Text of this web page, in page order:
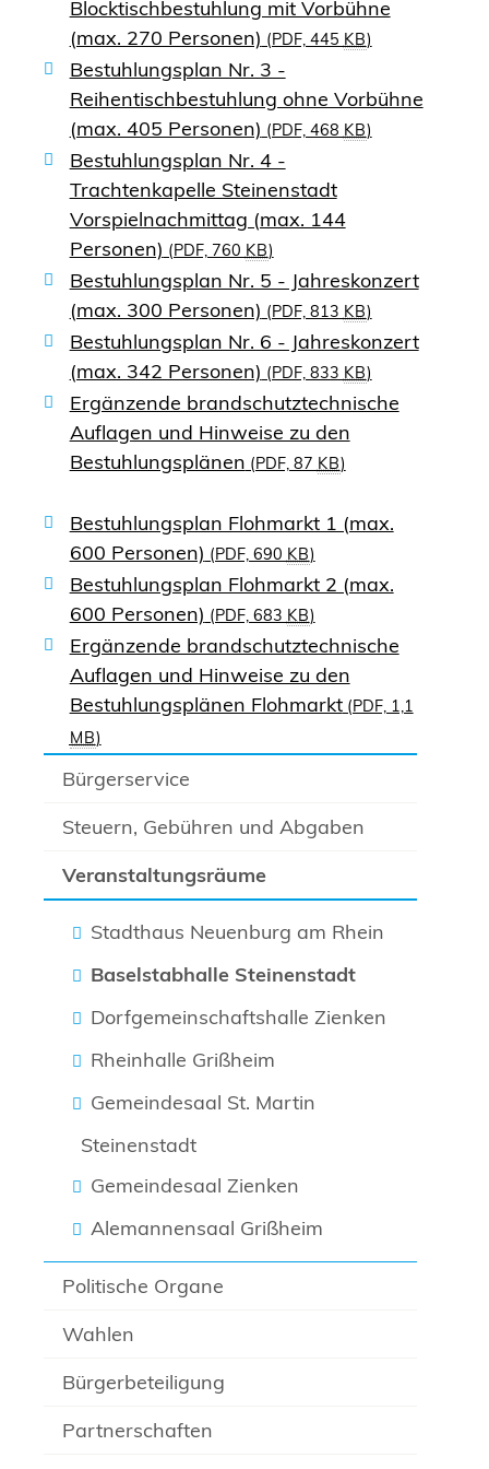
Bürgerservice
Steuern, Gebühren und Abgaben
Veranstaltungsräume
Stadthaus Neuenburg am Rhein
Baselstabhalle Steinenstadt
Dorfgemeinschaftshalle Zienken
Rheinhalle Grißheim
Gemeindesaal St. Martin
Steinenstadt
Gemeindesaal Zienken
Alemannensaal Grißheim
Politische Organe
Wahlen
Bürgerbeteiligung
Partnerschaften
Blocktischbestuhlung mit Vorbühne
(max. 270 Personen) (PDF, 445 KB)
Bestuhlungsplan Nr. 3 -
Reihentischbestuhlung ohne Vorbühne
(max. 405 Personen) (PDF, 468 KB)
Bestuhlungsplan Nr. 4 -
Trachtenkapelle Steinenstadt
Vorspielnachmittag (max. 144
Personen) (PDF, 760 KB)
Bestuhlungsplan Nr. 5 - Jahreskonzert
(max. 300 Personen) (PDF, 813 KB)
Bestuhlungsplan Nr. 6 - Jahreskonzert
(max. 342 Personen) (PDF, 833 KB)
Ergänzende brandschutztechnische
Auflagen und Hinweise zu den
Bestuhlungsplänen (PDF, 87 KB)
Bestuhlungsplan Flohmarkt 1 (max.
600 Personen) (PDF, 690 KB)
Bestuhlungsplan Flohmarkt 2 (max.
600 Personen) (PDF, 683 KB)
Ergänzende brandschutztechnische
Auflagen und Hinweise zu den
Bestuhlungsplänen Flohmarkt(PDF, 1,1
MB)